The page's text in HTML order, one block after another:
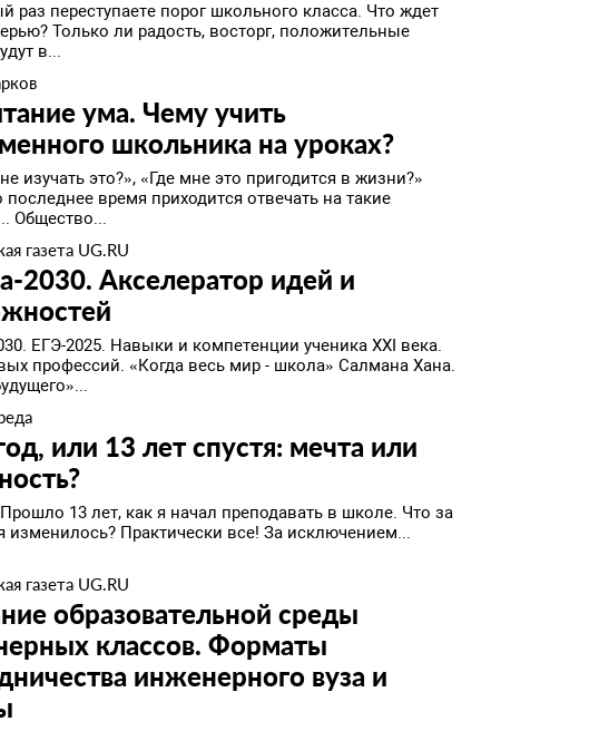
раз переступаете порог школьного класса. Что ждет
Только ли радость, восторг, положительные
в...
ума. Чему учить
школьника на уроках?
изучать это?», «Где мне это пригодится в жизни?»
последнее время приходится отвечать на такие
Общество...
газета UG.RU
2030. Акселератор идей и
ЕГЭ-2025. Навыки и компетенции ученика XXI века.
профессий. «Когда весь мир - школа» Салмана Хана.
или 13 лет спустя: мечта или
Прошло 13 лет, как я начал преподавать в школе. Что за
изменилось? Практически все! За исключением...
газета UG.RU
образовательной среды
классов. Форматы
инженерного вуза и